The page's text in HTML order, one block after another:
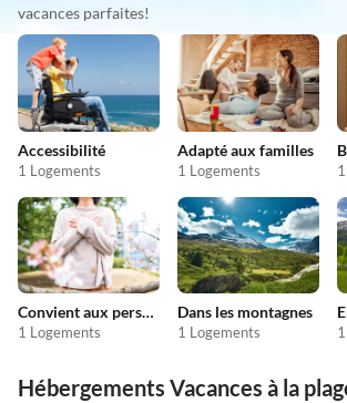
vacances parfaites!
Accessibilité
1 Logements
Adapté aux familles
1 Logements
Convient aux personnes allergiques
1 Logements
Dans les montagnes
1 Logements
Hébergements Vacances à la